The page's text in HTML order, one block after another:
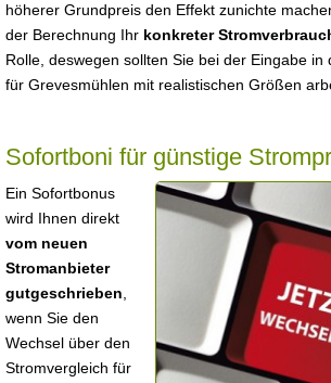
höherer Grundpreis den Effekt zunichte
der Berechnung Ihr konkreter
Rolle, deswegen sollten Sie bei der Eingabe in
für Grevesmühlen mit realistischen Größen
Sofortboni für günstige
Ein Sofortbonus
wird Ihnen direkt
vom neuen
Stromanbieter
gutgeschrieben
wenn Sie den
Wechsel über den
Stromvergleich für